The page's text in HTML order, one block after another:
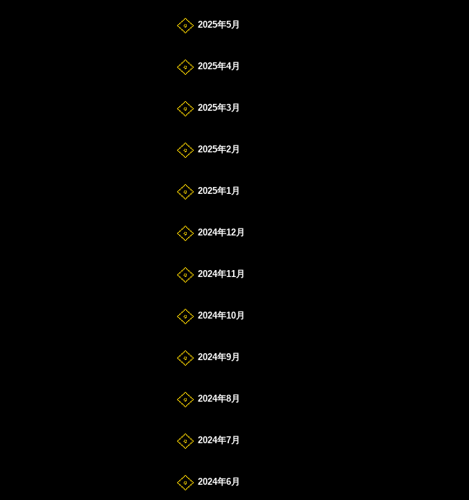
2025年5月
2025年4月
2025年3月
2025年2月
2025年1月
2024年12月
2024年11月
2024年10月
2024年9月
2024年8月
2024年7月
2024年6月